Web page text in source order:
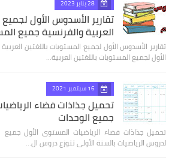
28 يناير 2023
تقارير الأسدوس الأول
العربية والفرنسية جميع
تقارير الأسدوس الأول لجميع المستويات باللغتين
الأول لجميع المستويات باللغتين العربية…
16 سبتمبر 2021
تحميل جذاذات فضاء
جميع الوحدات
تحميل جذاذات فضاء الرياضيات المستوى الأول جميع
لدروس الرياضيات بالسنة الأولى تتوزع دروس ال…